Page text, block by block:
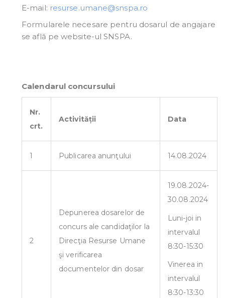
E-mail: resurse.umane@snspa.ro
Formularele necesare pentru dosarul de angajare
se află pe website-ul SNSPA.
Calendarul concursului
Nr.
crt.
Activității Data
1 Publicarea anunţului 14.08.2024
2
Depunerea dosarelor de
concurs ale candidaţilor la
Direcţia Resurse Umane
şi verificarea
documentelor din dosar
19.08.2024-
30.08.2024
Luni-joi in
intervalul
8:30-15:30
Vinerea in
intervalul
8:30-13:30